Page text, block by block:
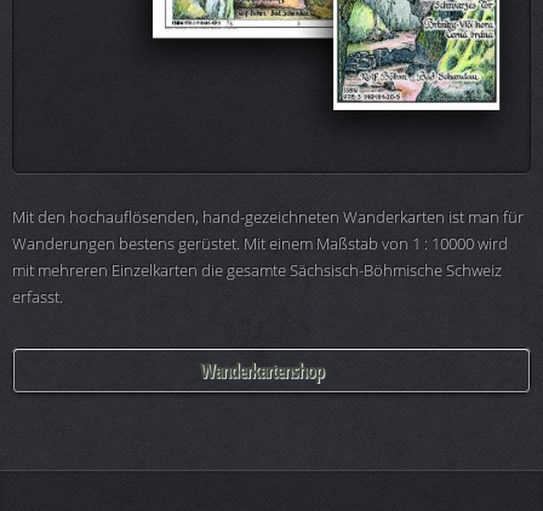
Mit den hochauflösenden, hand-gezeichneten Wanderkarten ist man für
Wanderungen bestens gerüstet. Mit einem Maßstab von 1 : 10000 wird
mit mehreren Einzelkarten die gesamte Sächsisch-Böhmische Schweiz
erfasst.
Wanderkartenshop